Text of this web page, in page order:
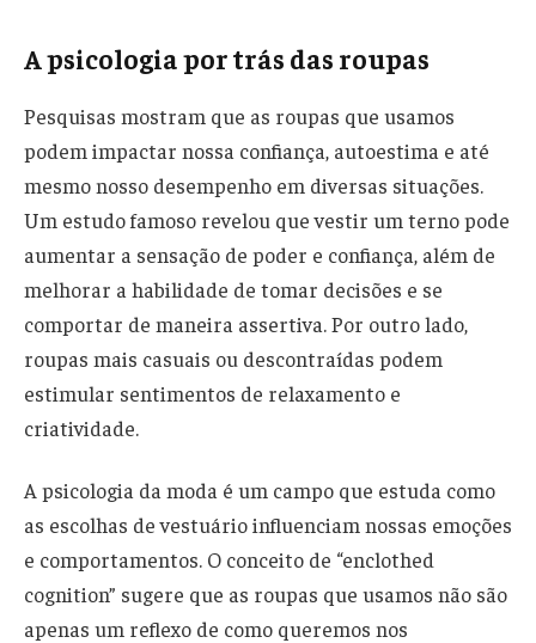
A psicologia por trás das roupas
Pesquisas mostram que as roupas que usamos
podem impactar nossa confiança, autoestima e até
mesmo nosso desempenho em diversas situações.
Um estudo famoso revelou que vestir um terno pode
aumentar a sensação de poder e confiança, além de
melhorar a habilidade de tomar decisões e se
comportar de maneira assertiva. Por outro lado,
roupas mais casuais ou descontraídas podem
estimular sentimentos de relaxamento e
criatividade.
A psicologia da moda é um campo que estuda como
as escolhas de vestuário influenciam nossas emoções
e comportamentos. O conceito de “enclothed
cognition” sugere que as roupas que usamos não são
apenas um reflexo de como queremos nos